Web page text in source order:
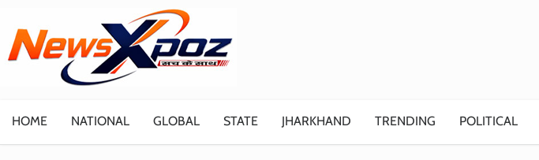
content
HOME NATIONAL GLOBAL STATE JHARKHAND TRENDING POLITICAL